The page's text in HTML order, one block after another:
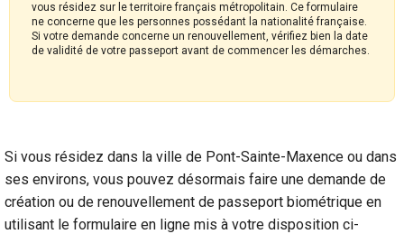
vous résidez sur le territoire français métropolitain. Ce formulaire
ne concerne que les personnes possédant la nationalité française.
Si votre demande concerne un renouvellement, vérifiez bien la date
de validité de votre passeport avant de commencer les démarches.
Si vous résidez dans la ville de Pont-Sainte-Maxence ou dans
ses environs, vous pouvez désormais faire une demande de
création ou de renouvellement de passeport biométrique en
utilisant le formulaire en ligne mis à votre disposition ci-